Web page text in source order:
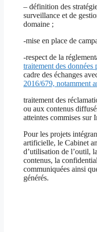
– définition des
surveillance et de
domaine ;
-mise en place de
-respect de la
traitement des données
cadre des échanges
2016/679, notamment
traitement des
ou aux contenus
atteintes commises sur
Pour les projets
artificielle, le Cabinet
d’utilisation de l’outil,
contenus, la
communiquées ainsi
générés.